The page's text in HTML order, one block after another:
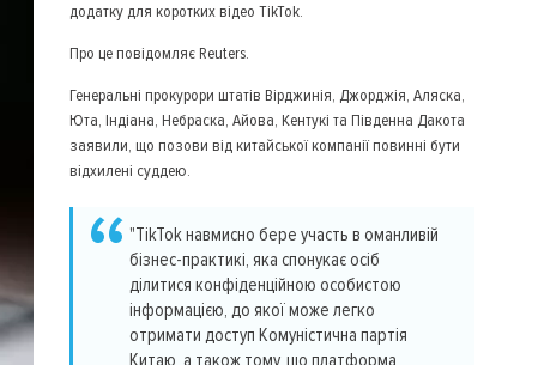
додатку для коротких відео TikTok.
Про це повідомляє Reuters.
Генеральні прокурори штатів Вірджинія, Джорджія, Аляска,
Юта, Індіана, Небраска, Айова, Кентукі та Південна Дакота
заявили, що позови від китайської компанії повинні бути
відхилені суддею.
"TikTok навмисно бере участь в оманливій
бізнес-практикі, яка спонукає осіб
ділитися конфіденційною особистою
інформацією, до якої може легко
отримати доступ Комуністична партія